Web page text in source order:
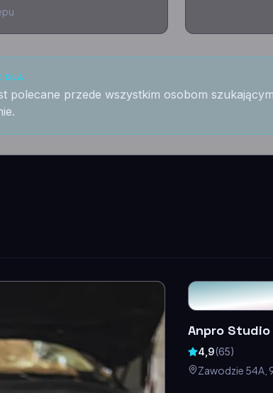
DLA
polecane przede wszystkim osobom
Anpro Studio
4,9(65)
Zawodzie 54A,